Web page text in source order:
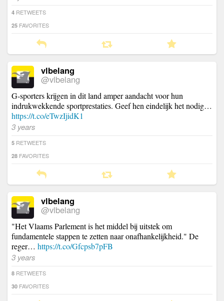
4 RETWEETS
25 FAVORITES
vlbelang
@vlbelang
G-sporters krijgen in dit land amper aandacht voor hun
indrukwekkende sportprestaties. Geef hen eindelijk het nodig…
https://t.co/eTwzIjidK1
3 years
5 RETWEETS
28 FAVORITES
vlbelang
@vlbelang
"Het Vlaams Parlement is het middel bij uitstek om
fundamentele stappen te zetten naar onafhankelijkheid." De
reger… https://t.co/Gfcpsb7pFB
3 years
8 RETWEETS
30 FAVORITES